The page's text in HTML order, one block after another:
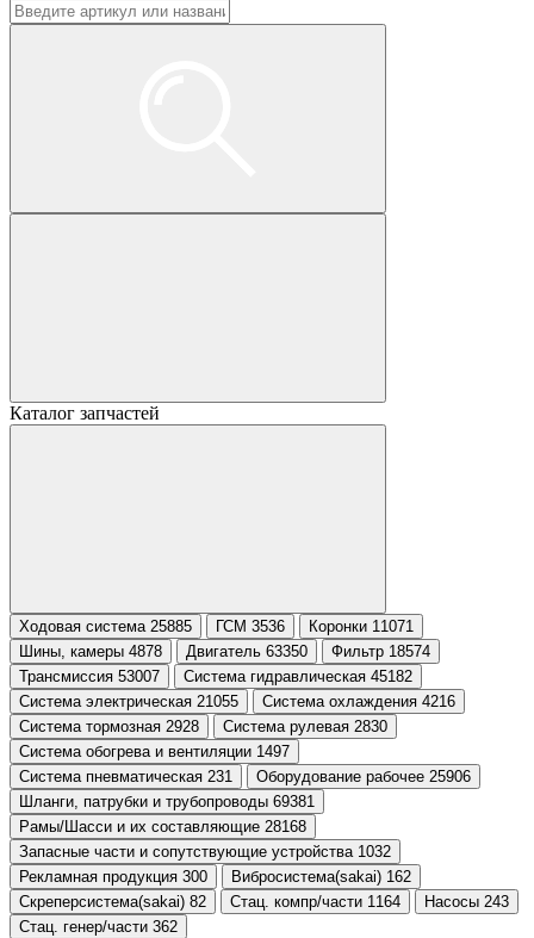
Каталог запчастей
Ходовая система 25885 ГСМ 3536
Коронки 11071
Шины, камеры 4878
Двигатель 63350
Фильтр 18574
Трансмиссия 53007
Система гидравлическая 45182
Система электрическая 21055
Система охлаждения 4216
Система тормозная 2928
Система рулевая 2830
Система обогрева и вентиляции 1497
Система пневматическая 231
Оборудование рабочее 25906
Шланги, патрубки и трубопроводы 69381
Рамы/Шасси и их составляющие 28168
Запасные части и сопутствующие устройства 1032
Рекламная продукция 300
Вибросистема(sakai) 162
Скреперсистема(sakai) 82
Стац. компр/части 1164
Насосы 243
Стац. генер/части 362